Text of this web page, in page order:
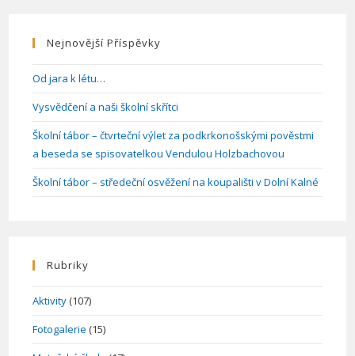
Škole
Děje?
Nejnovější Příspěvky
Od jara k létu…
Vysvědčení a naši školní skřítci
Školní tábor – čtvrteční výlet za podkrkonošskými pověstmi
a beseda se spisovatelkou Vendulou Holzbachovou
Školní tábor – středeční osvěžení na koupališti v Dolní Kalné
Rubriky
Aktivity (107)
Fotogalerie (15)